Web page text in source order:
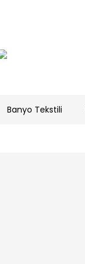
Banyo Tekstili